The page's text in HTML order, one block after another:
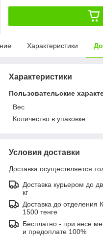
Характеристики
Характеристики
Пользовательские
Вес
Количество в упаковке
Условия доставки
Доставка осуществляется
Доставка курьером до
кг
Доставка до отделения
1500 тенге
Бесплатно - при весе
и предоплате 100%